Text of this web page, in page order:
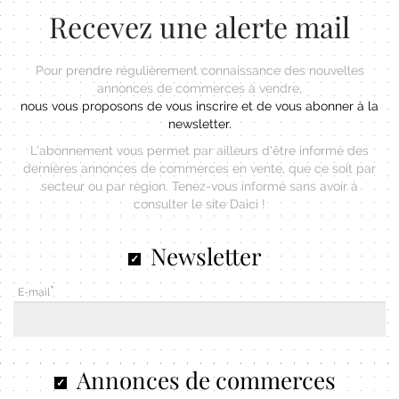
Recevez une alerte mail
Pour prendre régulièrement connaissance des nouvelles
annonces de commerces à vendre,
nous vous proposons de vous inscrire et de vous abonner à la
newsletter.
L'abonnement vous permet par ailleurs d'être informé des
dernières annonces de commerces en vente, que ce soit par
secteur ou par région. Tenez-vous informé sans avoir à
consulter le site Daici !
Newsletter
E-mail
Annonces de commerces